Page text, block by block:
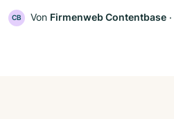
CB Von Firmenweb Contentbase ‧